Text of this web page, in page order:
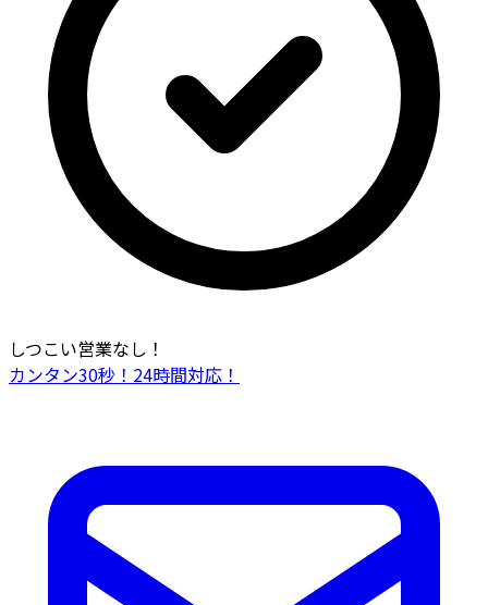
しつこい営業なし！
カンタン30秒！24時間対応！